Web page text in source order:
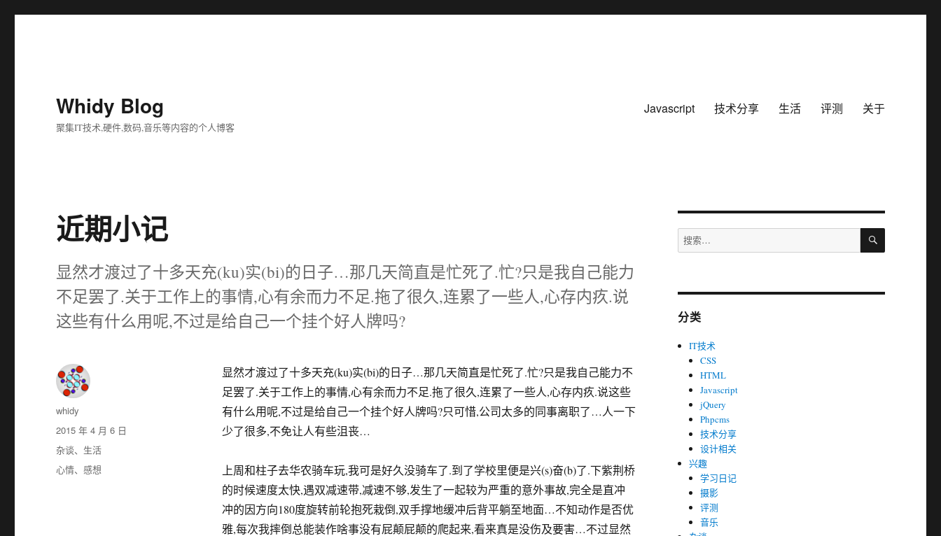
Whidy Blog
聚集IT技术,硬件,数码,音乐等内容的个人博客
Javascript 技术分享 生活 评测 关于
近期小记
显然才渡过了十多天充(ku)实(bi)的日子…那几天简直是忙死了.忙?只是我自己能力
不足罢了.关于工作上的事情,心有余而力不足.拖了很久,连累了一些人,心存内疚.说
这些有什么用呢,不过是给自己一个挂个好人牌吗?
显然才渡过了十多天充(ku)实(bi)的日子…那几天简直是忙死了.忙?只是我自己能力不
足罢了.关于工作上的事情,心有余而力不足.拖了很久,连累了一些人,心存内疚.说这些
有什么用呢,不过是给自己一个挂个好人牌吗?只可惜,公司太多的同事离职了…人一下
少了很多,不免让人有些沮丧…
上周和柱子去华农骑车玩,我可是好久没骑车了.到了学校里便是兴(s)奋(b)了.下紫荆桥
的时候速度太快,遇双减速带,减速不够,发生了一起较为严重的意外事故,完全是直冲
冲的因方向180度旋转前轮抱死栽倒,双手撑地缓冲后背平躺至地面…不知动作是否优
雅,每次我摔倒总能装作啥事没有屁颠屁颠的爬起来,看来真是没伤及要害…不过显然
作
者
whidy
发
布
于
2015 年 4 月 6 日
分
类
杂谈、 生活
标
心情、感想
搜
索：
搜
分类
IT技术
CSS
HTML
Javascript
jQuery
Phpcms
技术分享
设计相关
兴趣
学习日记
摄影
评测
音乐